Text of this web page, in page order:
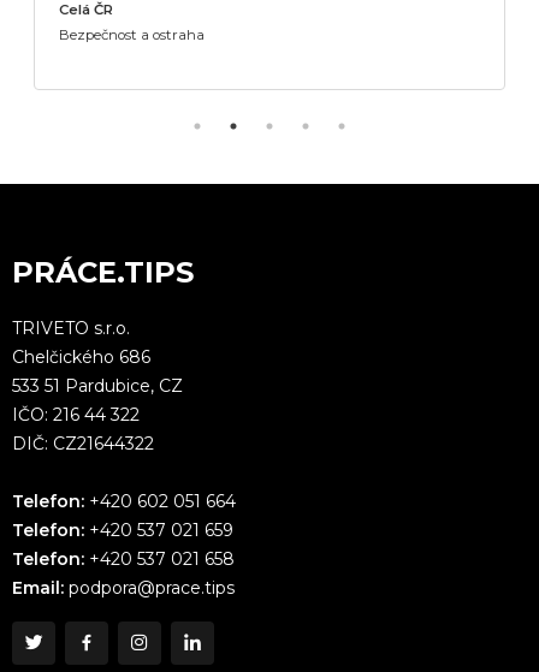
Celá ČR
Bezpečnost a ostraha
PRÁCE.TIPS
TRIVETO s.r.o.
Chelčického 686
533 51 Pardubice, CZ
IČO: 216 44 322
DIČ: CZ21644322
Telefon: +420 602 051 664
Telefon: +420 537 021 659
Telefon: +420 537 021 658
Email: podpora@prace.tips